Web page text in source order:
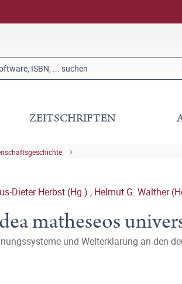
ZEITSCHRIFTEN
Dieter Herbst (Hg.) , Helmut G. Walther
matheseos
und Welterklärung an den